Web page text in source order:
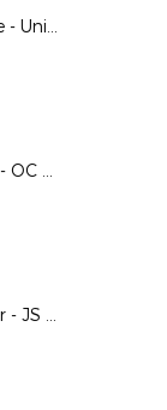
Régionale 2: AJ Petite Ile - Union Sporting Bénédictine
Régionale 2: AS Évêché - OC Des Avirons
Régionale 1: AS Excelsior - JS Saint Pierroise